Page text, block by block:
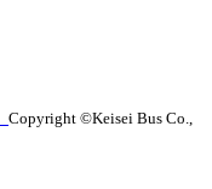
Copyright ©Keisei Bus Co.,